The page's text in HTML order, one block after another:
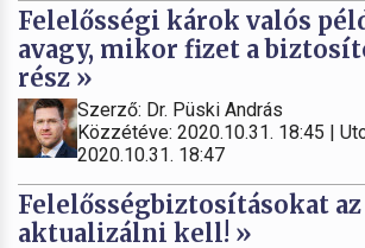
Felelősségi károk valós
avagy, mikor fizet a
rész »
Szerző: Dr. Püski András
Közzétéve: 2020.10.31. 18:45 |
2020.10.31. 18:47
Felelősségbiztosításokat az
aktualizálni kell! »